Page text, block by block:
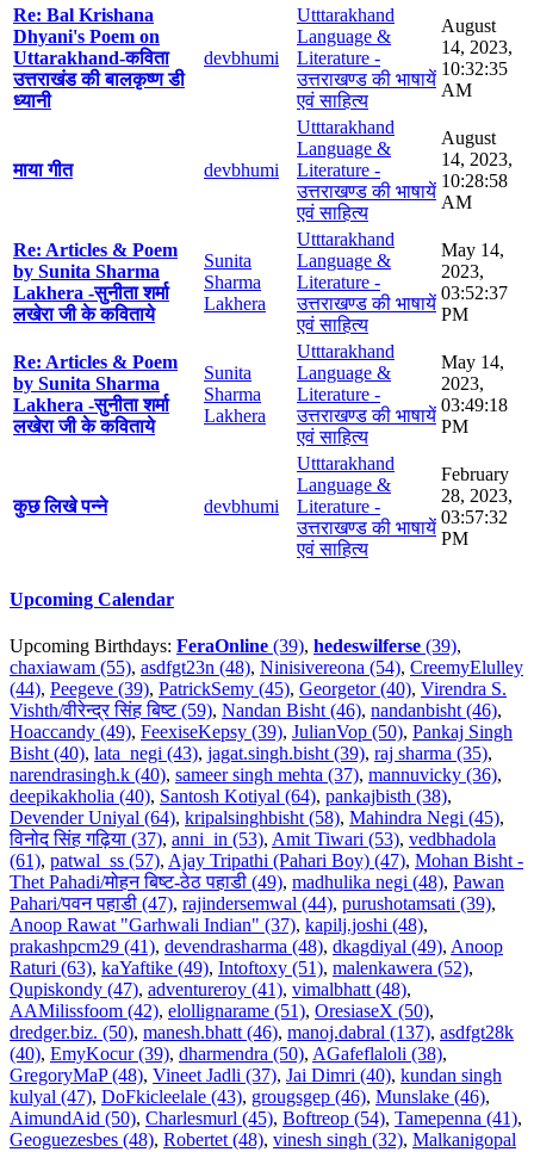
Re: Bal Krishana
Dhyani's Poem on
Uttarakhand-कविता
उत्तराखंड की बालकृष्ण डी
ध्यानी
devbhumi
Utttarakhand
Language &
Literature -
उत्तराखण्ड की भाषायें
एवं साहित्य
August
14, 2023,
10:32:35
AM
माया गीत devbhumi
Utttarakhand
Language &
Literature -
उत्तराखण्ड की भाषायें
एवं साहित्य
August
14, 2023,
10:28:58
AM
Re: Articles & Poem
by Sunita Sharma
Lakhera -सुनीता शर्मा
लखेरा जी के कविताये
Sunita
Sharma
Lakhera
Utttarakhand
Language &
Literature -
उत्तराखण्ड की भाषायें
एवं साहित्य
May 14,
2023,
03:52:37
PM
Re: Articles & Poem
by Sunita Sharma
Lakhera -सुनीता शर्मा
लखेरा जी के कविताये
Sunita
Sharma
Lakhera
Utttarakhand
Language &
Literature -
उत्तराखण्ड की भाषायें
एवं साहित्य
May 14,
2023,
03:49:18
PM
कुछ लिखे पन्ने devbhumi
Utttarakhand
Language &
Literature -
उत्तराखण्ड की भाषायें
एवं साहित्य
February
28, 2023,
03:57:32
PM
Upcoming Calendar
Upcoming Birthdays: FeraOnline (39), hedeswilferse (39),
chaxiawam (55), asdfgt23n (48), Ninisivereona (54), CreemyElulley
(44), Peegeve (39), PatrickSemy (45), Georgetor (40), Virendra S.
Vishth/वीरेन्द्र सिंह बिष्ट (59), Nandan Bisht (46), nandanbisht (46),
Hoaccandy (49), FeexiseKepsy (39), JulianVop (50), Pankaj Singh
Bisht (40), lata_negi (43), jagat.singh.bisht (39), raj sharma (35),
narendrasingh.k (40), sameer singh mehta (37), mannuvicky (36),
deepikakholia (40), Santosh Kotiyal (64), pankajbisth (38),
Devender Uniyal (64), kripalsinghbisht (58), Mahindra Negi (45),
विनोद सिंह गढ़िया (37), anni_in (53), Amit Tiwari (53), vedbhadola
(61), patwal_ss (57), Ajay Tripathi (Pahari Boy) (47), Mohan Bisht -
Thet Pahadi/मोहन बिष्ट-ठेठ पहाडी (49), madhulika negi (48), Pawan
Pahari/पवन पहाडी (47), rajindersemwal (44), purushotamsati (39),
Anoop Rawat "Garhwali Indian" (37), kapilj.joshi (48),
prakashpcm29 (41), devendrasharma (48), dkagdiyal (49), Anoop
Raturi (63), kaYaftike (49), Intoftoxy (51), malenkawera (52),
Qupiskondy (47), adventureroy (41), vimalbhatt (48),
AAMilissfoom (42), elollignarame (51), OresiaseX (50),
dredger.biz. (50), manesh.bhatt (46), manoj.dabral (137), asdfgt28k
(40), EmyKocur (39), dharmendra (50), AGafeflaloli (38),
GregoryMaP (48), Vineet Jadli (37), Jai Dimri (40), kundan singh
kulyal (47), DoFkicleelale (43), grougsgep (46), Munslake (46),
AimundAid (50), Charlesmurl (45), Boftreop (54), Tamepenna (41),
Geoguezesbes (48), Robertet (48), vinesh singh (32), Malkanigopal